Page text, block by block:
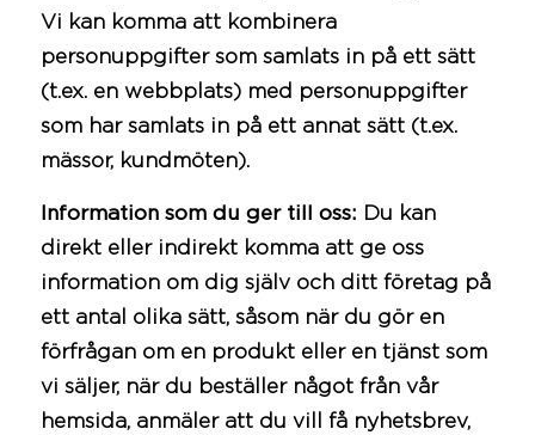
Vi kan komma att kombinera
personuppgifter som samlats in på ett sätt
(t.ex. en webbplats) med personuppgifter
som har samlats in på ett annat sätt (t.ex.
mässor, kundmöten).
Information som du ger till oss: Du kan
direkt eller indirekt komma att ge oss
information om dig själv och ditt företag på
ett antal olika sätt, såsom när du gör en
förfrågan om en produkt eller en tjänst som
vi säljer, när du beställer något från vår
hemsida, anmäler att du vill få nyhetsbrev,